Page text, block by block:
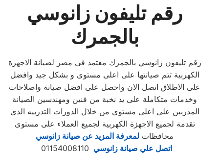
رقم تليفون زانوسي
بالجمرك
رقم تليفون زانوسي بالجمرك معتمد فى مصر لصيانة الاجهزة
الكهربية تتم صيانتها على اعلى مستوى و بشكل جيد وافضل
على الاطلاق اتصل الان واحصل على افضل صيانة واصلاحات
وخدمات متكاملة على يد نخبة من فنين ومهندسين الصيانة
المدربين على اعلى مستوى من خلال الدورات التدربيه الذى
تقدمة لجميع الاجهزة الكهربية لجميع العملاء على مستوى
محافظات لمعرفة المزيد عن صيانة زانوسي
اتصل علي صيانة زانوسي